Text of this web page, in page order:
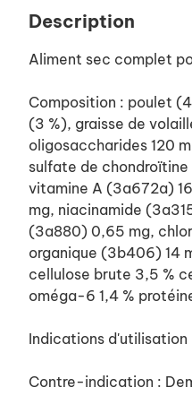
Description
Aliment sec complet
Composition : poulet
(3 %), graisse de
oligosaccharides 120
sulfate de
vitamine A (3a672a)
mg, niacinamide
(3a880) 0,65 mg,
organique (3b406) 14
cellulose brute 3,5 %
oméga-6 1,4 %
Indications
Contre-indication :